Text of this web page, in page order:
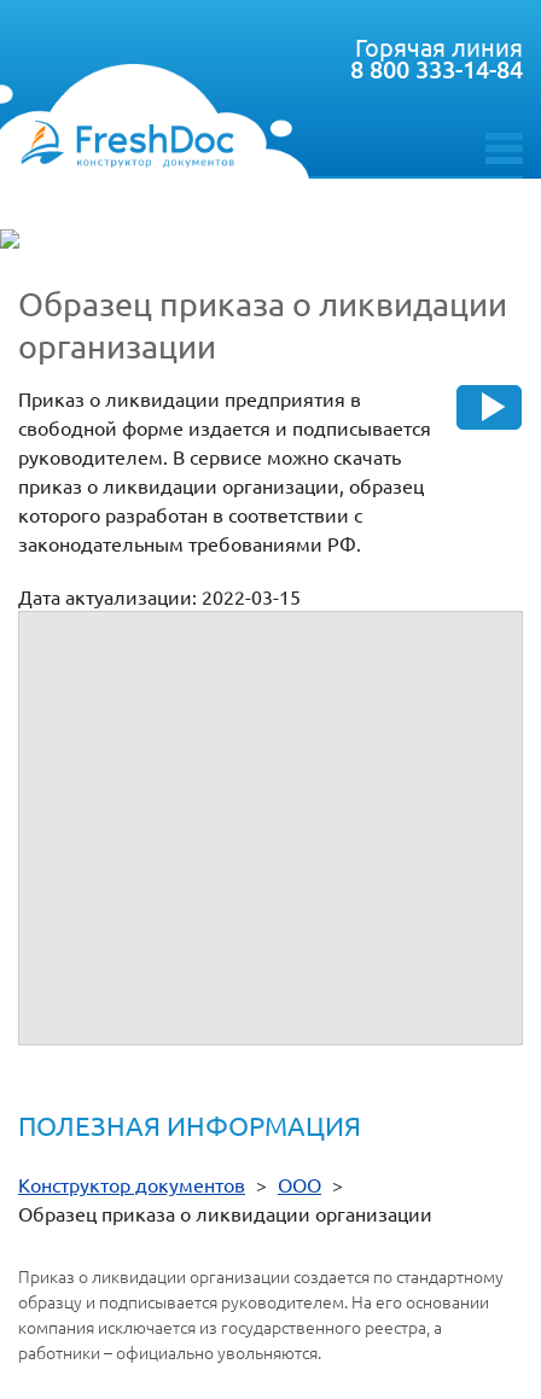
toggle
Горячая линия
8 800 333-14-84
Образец приказа о ликвидации
организации
Приказ о ликвидации предприятия в
свободной форме издается и подписывается
руководителем. В сервисе можно скачать
приказ о ликвидации организации, образец
которого разработан в соответствии с
законодательным требованиями РФ.
Дата актуализации: 2022-03-15
ПОЛЕЗНАЯ ИНФОРМАЦИЯ
Конструктор документов > ООО >
Образец приказа о ликвидации организации
Приказ о ликвидации организации создается по стандартному
образцу и подписывается руководителем. На его основании
компания исключается из государственного реестра, а
работники – официально увольняются.